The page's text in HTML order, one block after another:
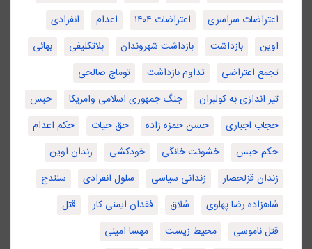
اعتراضات سراسری
اعتراضات ۱۴۰۴ اعدام
انفرادی
اوین
بازداشت بازداشت شهروندان بلاتکلیفی
بهائی
تجمع اعتراضی
تداوم بازداشت
توماج صالحی
تیر اندازی به کولبران
جنگ جمهوری اسلامی وامریکا
حبس
حجاب اجباری
حسن حمزه زاده حق حیات
حکم اعدام
حکم حبس
خشونت خانگی خودکشی
زندان اوین
زندان قزلحصار
زندانی سیاسی سلول انفرادی
سنندج
شاهزاده رضا پهلوی
شلاق فقدان ایمنی کار
قتل
قتل ناموسی
محیط زیست
مهسا امینی